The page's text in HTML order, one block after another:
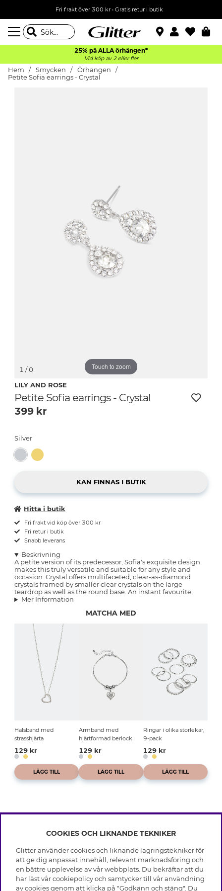
Fri frakt över 300 kr• Gratis retur i butik
25% på ALLA örhängen*
Vid köp av 2 eller fler
Hem Smycken
Örhängen
Petite Sofia earrings - Crystal
Touch to zoom
1 / 0
LILY AND ROSE
Petite Sofia earrings - Crystal
399 kr
Silver
Hitta i butik
Fri frakt vid köp över 300 kr
Fri retur i butik
Snabb leverans
Beskrivning
A petite version of its predecessor, Sofia's exquisite design
makes this truly versatile and suitable for any style and
occasion. Crystal offers multifaceted, clear-as-diamond
crystals framed by smaller clear crystals on the large
teardrop as well as the round base. An instant favourite.
Mer Information
MATCHA MED
Halsband med
strasshjärta
129 kr
LÄGG TILL
Armband med
hjärtformad berlock
129 kr
LÄGG TILL
Ringar i olika storlekar,
9-pack
129 kr
LÄGG TILL
INFO
Leverans
Villkor
Integritetspolicy
Cookies
OM GLITTER
Black Friday
COOKIES OCH LIKNANDE TEKNIKER
Glitter använder cookies och liknande lagringstekniker för
att ge dig anpassat innehåll, relevant marknadsföring och
en bättre upplevelse av vår webbplats. Du bekräftar att du
har läst vår cookiepolicy och samtycker till vår användning
av cookies genom att klicka på "Godkänn och stäng". Du